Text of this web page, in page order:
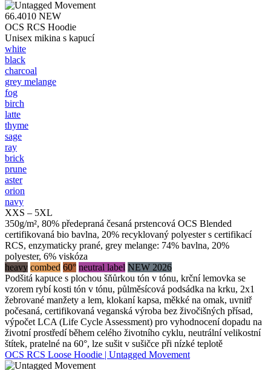
66.4010 NEW
OCS RCS Hoodie
Unisex mikina s kapucí
white
black
charcoal
grey melange
fog
birch
latte
thyme
sage
ray
brick
prune
aster
orion
navy
XXS – 5XL
350g/m², 80% předepraná česaná prstencová OCS Blended
certifikovaná bio bavlna, 20% recyklovaný polyester s certifikací
RCS, enzymaticky prané, grey melange: 74% bavlna, 20%
polyester, 6% viskóza
heavy combed 60° neutral label NEW 2026
Podšitá kapuce s plochou šňůrkou tón v tónu, krční lemovka se
vzorem rybí kosti tón v tónu, půlměsícová podsádka na krku, 2x1
žebrované manžety a lem, klokaní kapsa, měkké na omak, uvnitř
počesaná, certifikovaná veganská výroba bez živočišných přísad,
výpočet LCA (Life Cycle Assessment) pro vyhodnocení dopadu na
životní prostředí během celého životního cyklu, neutrální velikostní
štítek, pratelné na 60°, lze sušit v sušičce při nízké teplotě
OCS RCS Loose Hoodie | Untagged Movement